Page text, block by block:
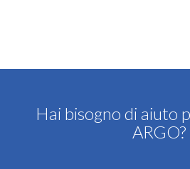
Hai bisogno di aiuto
ARGO?